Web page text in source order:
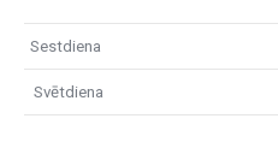
Sestdiena
Svētdiena